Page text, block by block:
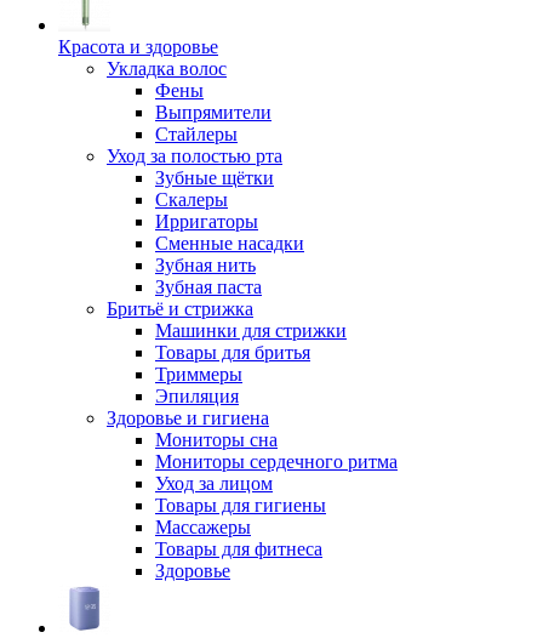
Красота и здоровье
Укладка волос
Фены
Выпрямители
Стайлеры
Уход за полостью рта
Зубные щётки
Скалеры
Ирригаторы
Сменные насадки
Зубная нить
Зубная паста
Бритьё и стрижка
Машинки для стрижки
Товары для бритья
Триммеры
Эпиляция
Здоровье и гигиена
Мониторы сна
Мониторы сердечного ритма
Уход за лицом
Товары для гигиены
Массажеры
Товары для фитнеса
Здоровье